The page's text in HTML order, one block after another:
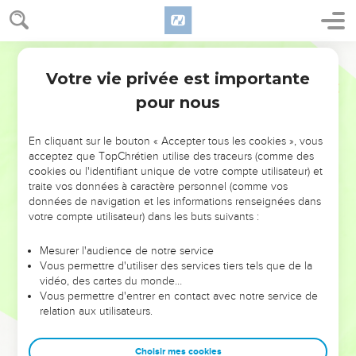
NE MANQUEZ PAS L’ÉVÉNEMENT
DE L’ANNÉE !
ET SI LEURS ERREURS POUVAIENT VOUS ÉVITER LES
VOTRES ?
leur foi ou leur vision. Mais on voit moins les doutes, les erreurs
et les saisons difficiles qu'ils ont traversés, alors même que ce
sont elles qui les ont façonnés.
Dans cette conférence, leaders, entrepreneurs, et responsables
clés pour avancer avec plus de sagesse afin que leurs erreurs
Votre vie privée est importante
pour nous
En cliquant sur le bouton « Accepter tous les cookies », vous
acceptez que TopChrétien utilise des traceurs (comme des
cookies ou l'identifiant unique de votre compte utilisateur) et
traite vos données à caractère personnel (comme vos
données de navigation et les informations renseignées dans
votre compte utilisateur) dans les buts suivants :
Mesurer l'audience de notre service
Vous permettre d'utiliser des services tiers tels que de la
vidéo, des cartes du monde…
Vous permettre d'entrer en contact avec notre service de
relation aux utilisateurs.
Choisir mes cookies